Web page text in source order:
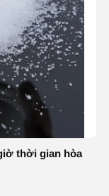
thời gian hòa